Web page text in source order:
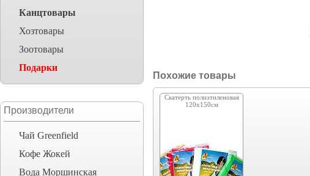
Канцтовары
Хозтовары
Зоотовары
Подарки
Производители
Чай Greenfield
Кофе Жокей
Вода Моршинская
Похожие товары
Скатерть полиэтиленовая
120х150см